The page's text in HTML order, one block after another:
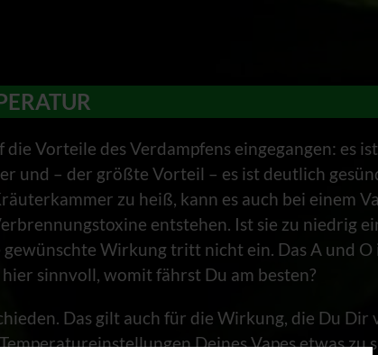
die Vorteile des Verdampfens eingegangen: es
und – der größte Vorteil – es ist deutlich
zu heiß, kann es auch bei einem
entstehen. Ist sie zu niedrig
Wirkung tritt nicht ein. Das A und O
sinnvoll, womit fährst Du am besten?
Das gilt auch für die Wirkung, die Du Dir
Deines Vapes etwas zu